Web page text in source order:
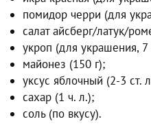
помидор черри (для
салат айсберг/латук/
укроп (для украшения, 7
майонез (150 г);
уксус яблочный (2-3 ст.
сахар (1 ч. л.);
соль (по вкусу).